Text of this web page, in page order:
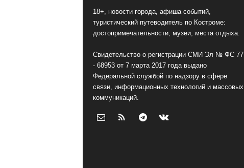
18+, новости города, афиша событий,
туристический путеводитель по Костроме:
достопримечательности, музеи, места отдыха.
Свидетельство о регистрации СМИ Эл № ФС 77
- 68953 от 7 марта 2017 года выдано
Федеральной службой по надзору в сфере
связи, информационных технологий и массовых
коммуникаций.